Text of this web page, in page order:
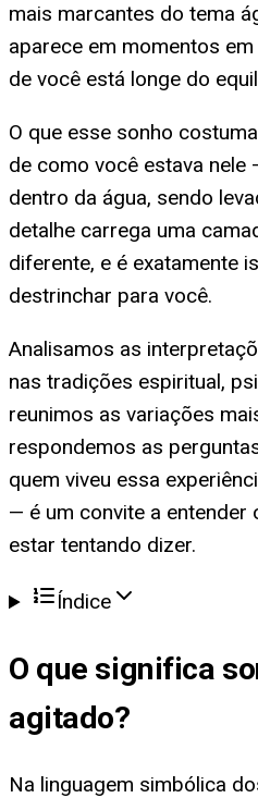
mais marcantes do tema
aparece em momentos
de você está longe do
O que esse sonho
de como você estava nele
dentro da água, sendo
detalhe carrega uma
diferente, e é exatamente
destrinchar para você.
Analisamos as
nas tradições espiritual,
reunimos as variações
respondemos as
quem viveu essa
— é um convite a entender
estar tentando dizer.
Índice
O que significa
agitado?
Na linguagem simbólica